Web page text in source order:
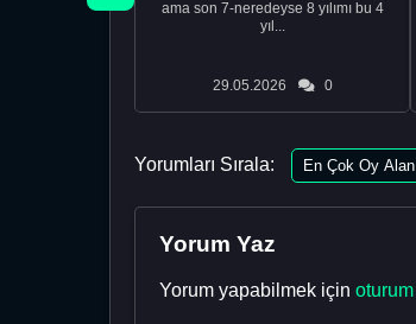
ama son 7-neredeyse 8 yılımı bu 4
yıl...
29.05.2026 0
Yorumları Sırala:
Yorum Yaz
Yorum yapabilmek için oturum